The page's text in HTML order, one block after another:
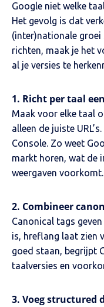
Google niet welke
Het gevolg is dat
(inter)nationale groei
richten, maak je het
al je versies te
1. Richt per taal
Maak voor elke taal
alleen de juiste
Console. Zo weet
markt horen, wat de
weergaven voorkomt.
2. Combineer
Canonical tags
is, hreflang laat zien
goed staan, begrijpt
taalversies en
3. Voeg structured